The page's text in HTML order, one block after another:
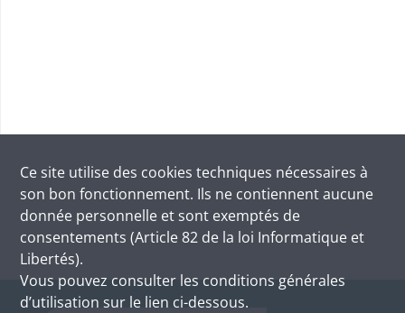
Ce site utilise des cookies techniques nécessaires à
son bon fonctionnement. Ils ne contiennent aucune
donnée personnelle et sont exemptés de
consentements (Article 82 de la loi Informatique et
Libertés).
Vous pouvez consulter les conditions générales
d’utilisation sur le lien ci-dessous.